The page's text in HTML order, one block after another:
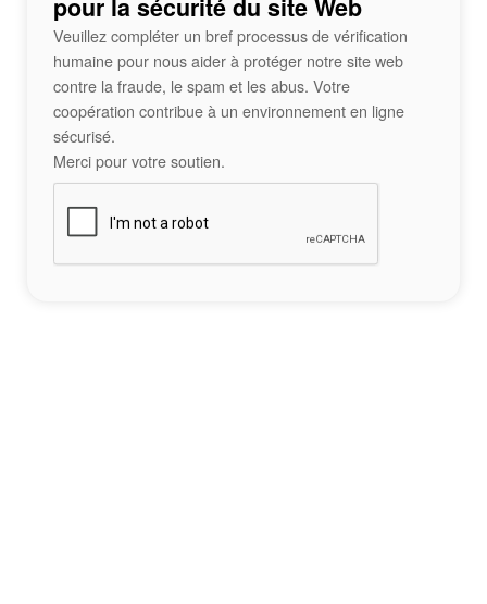
pour la sécurité du site Web
Veuillez compléter un bref processus de vérification
humaine pour nous aider à protéger notre site web
contre la fraude, le spam et les abus. Votre
coopération contribue à un environnement en ligne
sécurisé.
Merci pour votre soutien.